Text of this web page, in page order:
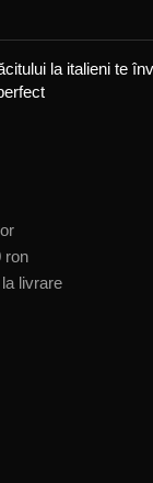
la italieni te
ron
livrare